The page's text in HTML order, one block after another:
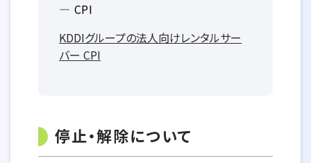
— CPI
KDDIグループの法人向けレンタルサー
バー CPI
停止・解除について